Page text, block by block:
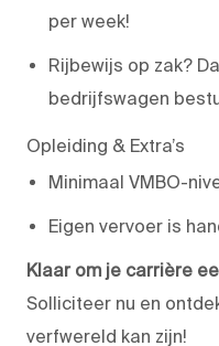
per week!
Rijbewijs op zak?
bedrijfswagen
Opleiding & Extra’s
Minimaal VMBO-
Eigen vervoer is
Klaar om je carrière
Solliciteer nu en
verfwereld kan zijn!